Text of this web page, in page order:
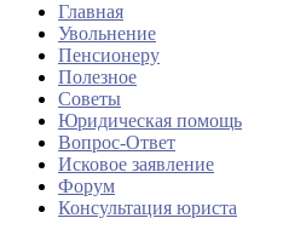
Главная
Увольнение
Пенсионеру
Полезное
Советы
Юридическая помощь
Вопрос-Ответ
Исковое заявление
Форум
Консультация юриста